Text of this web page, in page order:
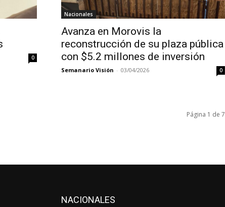
0
Nacionales
Avanza en Morovis la
reconstrucción de su plaza pública
con $5.2 millones de inversión
Semanario Visión - 03/04/2026 0
Página 1 de 7
NACIONALES